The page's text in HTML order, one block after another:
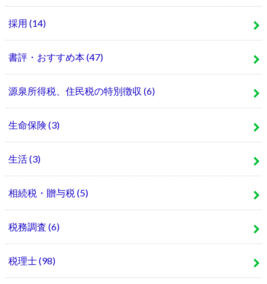
採用 (14)
書評・おすすめ本(47)
源泉所得税、住民税の特別徴収 (6)
生命保険 (3)
生活(3)
相続税・贈与税 (5)
税務調査 (6)
税理士(98)